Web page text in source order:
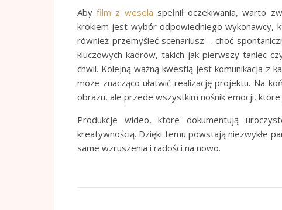
Abyfilm z wesela spełnił oczekiwania, warto
krokiem jest wybór odpowiedniego wykonawcy,
również przemyśleć scenariusz – choć
kluczowych kadrów, takich jak pierwszy taniec
chwil. Kolejną ważną kwestią jest komunikacja z
może znacząco ułatwić realizację projektu. Na
obrazu, ale przede wszystkim nośnik emocji, które
Produkcje wideo, które dokumentują
kreatywnością. Dzięki temu powstają niezwykłe
same wzruszenia i radości na nowo.